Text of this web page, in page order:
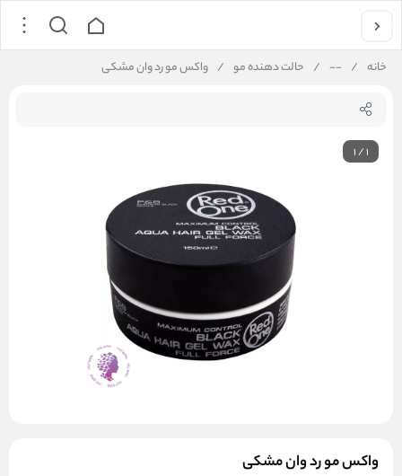
خانه /
--
/ حالت دهنده مو / واکس مو رد وان مشکی
1/1
واکس مو رد وان مشکی